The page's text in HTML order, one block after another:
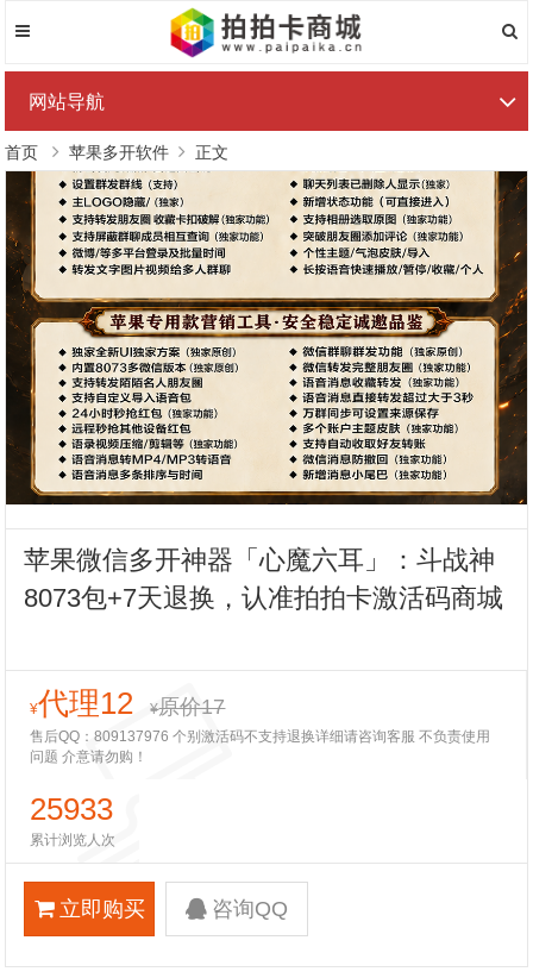
网站导航
首页 苹果多开软件 正文
苹果微信多开神器「心魔六耳」：斗战神
8073包+7天退换，认准拍拍卡激活码商城
¥代理12 ¥原价17
售后QQ：809137976 个别激活码不支持退换详细请咨询客服 不负责使用
问题 介意请勿购！
25933
累计浏览人次
立即购买 咨询QQ